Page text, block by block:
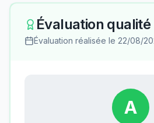
Évaluation
Évaluation réalisée le 22/08/
A